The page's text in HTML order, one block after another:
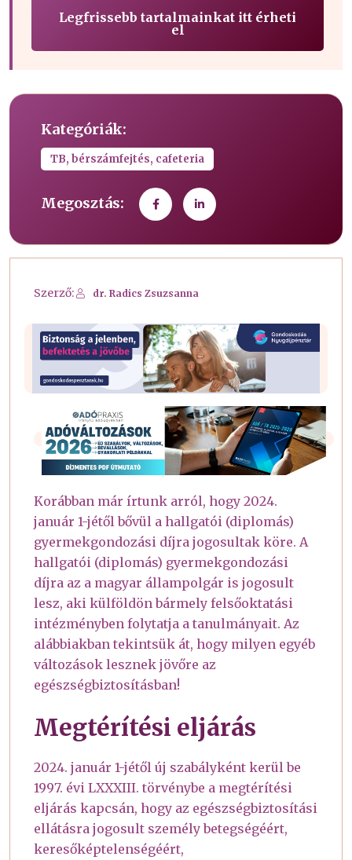
Legfrissebb tartalmainkat itt érheti
el
Kategóriák:
TB, bérszámfejtés, cafeteria
Megosztás:
Szerző: dr. Radics Zsuzsanna
Korábban már írtunk arról, hogy 2024.
január 1-jétől bővül a hallgatói (diplomás)
gyermekgondozási díjra jogosultak köre. A
hallgatói (diplomás) gyermekgondozási
díjra az a magyar állampolgár is jogosult
lesz, aki külföldön bármely felsőoktatási
intézményben folytatja a tanulmányait. Az
alábbiakban tekintsük át, hogy milyen egyéb
változások lesznek jövőre az
egészségbiztosításban!
Megtérítési eljárás
2024. január 1-jétől új szabályként kerül be
1997. évi LXXXIII. törvénybe a megtérítési
eljárás kapcsán, hogy az egészségbiztosítási
ellátásra jogosult személy betegségéért,
keresőképtelenségéért,